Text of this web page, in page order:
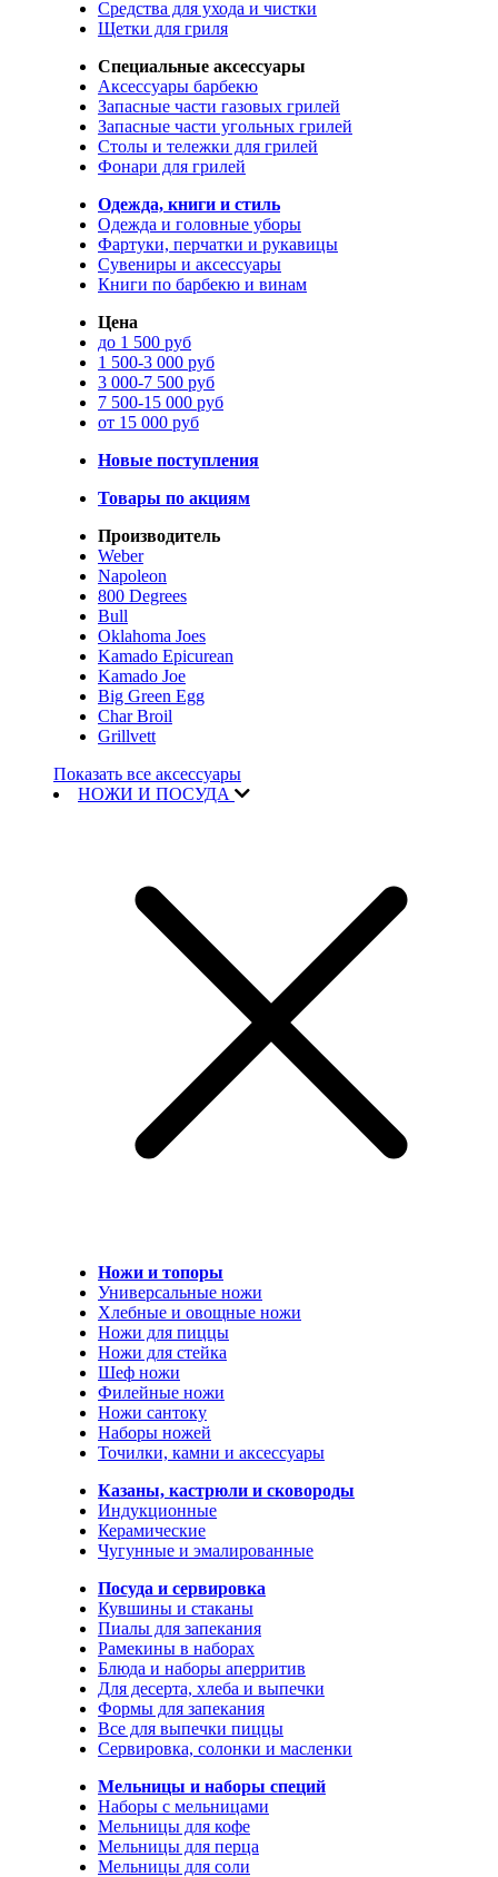
Средства для ухода и чистки
Щетки для гриля
Специальные аксессуары
Аксессуары барбекю
Запасные части газовых грилей
Запасные части угольных грилей
Столы и тележки для грилей
Фонари для грилей
Одежда, книги и стиль
Одежда и головные уборы
Фартуки, перчатки и рукавицы
Сувениры и аксессуары
Книги по барбекю и винам
Цена
до 1 500 руб
1 500-3 000 руб
3 000-7 500 руб
7 500-15 000 руб
от 15 000 руб
Новые поступления
Товары по акциям
Производитель
Weber
Napoleon
800 Degrees
Bull
Oklahoma Joes
Kamado Epicurean
Kamado Joe
Big Green Egg
Char Broil
Grillvett
Показать все аксессуары
НОЖИ И ПОСУДА
Ножи и топоры
Универсальные ножи
Хлебные и овощные ножи
Ножи для пиццы
Ножи для стейка
Шеф ножи
Филейные ножи
Ножи сантоку
Наборы ножей
Точилки, камни и аксессуары
Казаны, кастрюли и сковороды
Индукционные
Керамические
Чугунные и эмалированные
Посуда и сервировка
Кувшины и стаканы
Пиалы для запекания
Рамекины в наборах
Блюда и наборы аперритив
Для десерта, хлеба и выпечки
Формы для запекания
Все для выпечки пиццы
Сервировка, солонки и масленки
Мельницы и наборы специй
Наборы с мельницами
Мельницы для кофе
Мельницы для перца
Мельницы для соли